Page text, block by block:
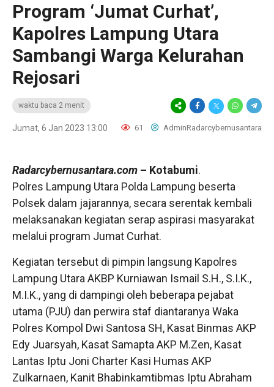
Program ‘Jumat Curhat’,
Kapolres Lampung Utara
Sambangi Warga Kelurahan
Rejosari
waktu baca 2 menit
Jumat, 6 Jan 2023 13:00 61 AdminRadarcybernusantara
Radarcybernusantara.com – Kotabumi.
Polres Lampung Utara Polda Lampung beserta
Polsek dalam jajarannya, secara serentak kembali
melaksanakan kegiatan serap aspirasi masyarakat
melalui program Jumat Curhat.
Kegiatan tersebut di pimpin langsung Kapolres
Lampung Utara AKBP Kurniawan Ismail S.H., S.I.K.,
M.I.K., yang di dampingi oleh beberapa pejabat
utama (PJU) dan perwira staf diantaranya Waka
Polres Kompol Dwi Santosa SH, Kasat Binmas AKP
Edy Juarsyah, Kasat Samapta AKP M.Zen, Kasat
Lantas Iptu Joni Charter Kasi Humas AKP
Zulkarnaen, Kanit Bhabinkamtibmas Iptu Abraham